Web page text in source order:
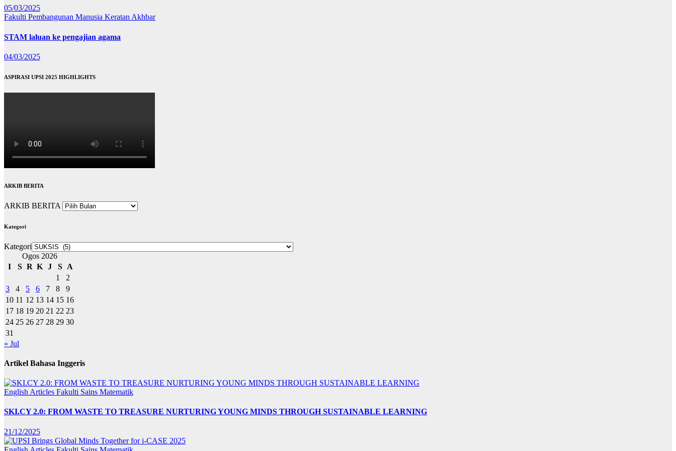
05/03/2025
Fakulti Pembangunan Manusia Keratan Akhbar
STAM laluan ke pengajian agama
04/03/2025
ASPIRASI UPSI 2025 HIGHLIGHTS
ARKIB BERITA
ARKIB BERITA
Kategori
Kategori
Ogos 2026
I
S R K J S
A
1
2
3
4 5 6 7 8
9
10 11 12 13 14 15 16
17 18 19 20 21 22 23
24 25 26 27 28 29 30
31
« Jul
Artikel Bahasa Inggeris
English Articles Fakulti Sains Matematik
SKI.CY 2.0: FROM WASTE TO TREASURE NURTURING YOUNG MINDS THROUGH SUSTAINABLE LEARNING
21/12/2025